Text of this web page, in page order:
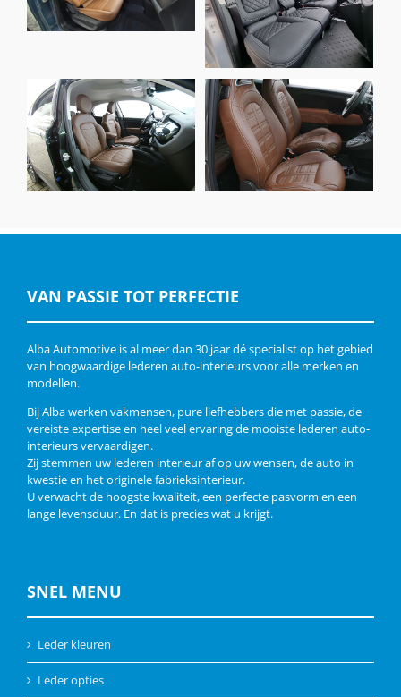
Buffalino Leder
Truffelbruin
eco-leather® Zwart
Fiat 500X, Alba
Buffalino leder Bruin
Fiat 500 Abarth,
Nappa Bruin en
Alcantara Amber
VAN PASSIE TOT PERFECTIE
Alba Automotive is al meer dan 30 jaar dé specialist op het gebied
van hoogwaardige lederen auto-interieurs voor alle merken en
modellen.
Bij Alba werken vakmensen, pure liefhebbers die met passie, de
vereiste expertise en heel veel ervaring de mooiste lederen auto-
interieurs vervaardigen.
Zij stemmen uw lederen interieur af op uw wensen, de auto in
kwestie en het originele fabrieksinterieur.
U verwacht de hoogste kwaliteit, een perfecte pasvorm en een
lange levensduur. En dat is precies wat u krijgt.
SNEL MENU
Leder kleuren
Leder opties